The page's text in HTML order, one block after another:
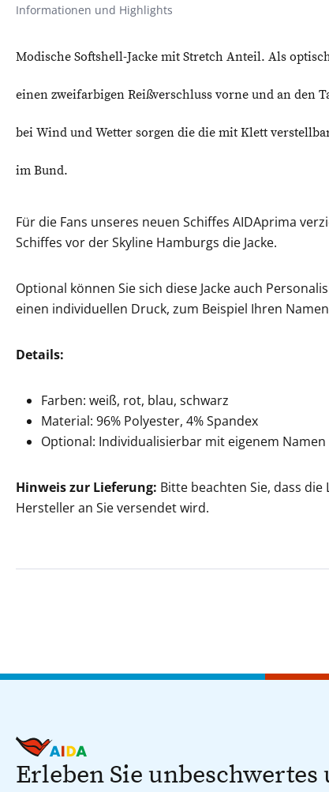
Informationen und Highlights
Modische Softshell-Jacke mit Stretch Anteil. Als
einen zweifarbigen Reißverschluss vorne und an den
bei Wind und Wetter sorgen die die mit Klett
im Bund.
Für die Fans unseres neuen Schiffes AIDAprima
Schiffes vor der Skyline Hamburgs die Jacke.
Optional können Sie sich diese Jacke auch
einen individuellen Druck, zum Beispiel Ihren
Details:
Farben: weiß, rot, blau, schwarz
Material: 96% Polyester, 4% Spandex
Optional: Individualisierbar mit eigenem Namen
Hinweis zur Lieferung: Bitte beachten Sie, dass
Hersteller an Sie versendet wird.
Erleben Sie unbeschwertes